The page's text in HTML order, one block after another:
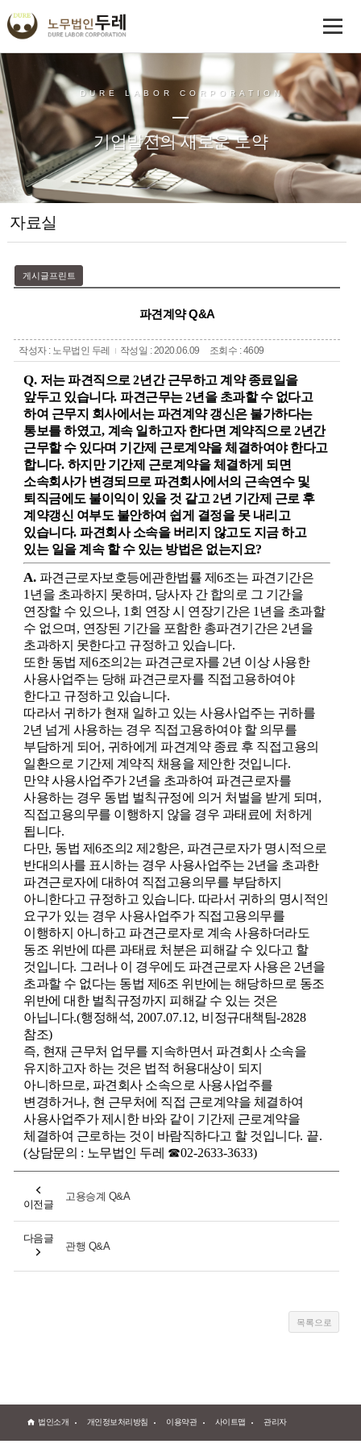
DURE LABOR CORPORATION
기업발전의 새로운 도약
자료실
게시글프린트
파견계약 Q&A
작성자 : 노무법인 두레 작성일 : 2020.06.09 조회수 : 4609
Q. 저는 파견직으로2년간 근무하고 계약 종료일을
앞두고 있습니다.파견근무는2년을 초과할 수 없다고
하여 근무지 회사에서는 파견계약 갱신은 불가하다는
통보를 하였고, 계속 일하고자 한다면 계약직으로2년간
근무할 수 있다며 기간제 근로계약을 체결하여야 한다고
합니다. 하지만 기간제 근로계약을 체결하게 되면
소속회사가 변경되므로 파견회사에서의 근속연수 및
퇴직금에도 불이익이 있을 것 같고2년 기간제 근로 후
계약갱신 여부도 불안하여 쉽게 결정을 못 내리고
있습니다.파견회사 소속을 버리지 않고도 지금 하고
있는 일을 계속 할 수 있는 방법은 없는지요?
A. 파견근로자보호등에관한법률 제6조는 파견기간은
1년을 초과하지 못하며 , 당사자 간 합의로 그 기간을
연장할 수 있으나, 1회 연장 시 연장기간은 1년을 초과할
수 없으며 , 연장된 기간을 포함한 총파견기간은2년을
초과하지 못한다고 규정하고 있습니다.
또한 동법 제 6조의 2는 파견근로자를2년 이상 사용한
사용사업주는 당해 파견근로자를 직접고용하여야
한다고 규정하고 있습니다.
따라서 귀하가 현재 일하고 있는 사용사업주는 귀하를
2년 넘게 사용하는 경우 직접고용하여야 할 의무를
부담하게 되어 , 귀하에게 파견계약 종료 후 직접고용의
일환으로 기간제 계약직 채용을 제안한 것입니다.
만약 사용사업주가2년을 초과하여 파견근로자를
사용하는 경우 동법 벌칙규정에 의거 처벌을 받게 되며 ,
직접고용의무를 이행하지 않을 경우 과태료에 처하게
됩니다.
다만, 동법 제6조의2제 2항은, 파견근로자가 명시적으로
반대의사를 표시하는 경우 사용사업주는 2년을 초과한
파견근로자에 대하여 직접고용의무를 부담하지
아니한다고 규정하고 있습니다. 따라서 귀하의 명시적인
요구가 있는 경우 사용사업주가 직접고용의무를
이행하지 아니하고 파견근로자로 계속 사용하더라도
동조 위반에 따른 과태료 처분은 피해갈 수 있다고 할
것입니다. 그러나 이 경우에도 파견근로자 사용은 2년을
초과할 수 없다는 동법 제6조 위반에는 해당하므로 동조
위반에 대한 벌칙규정까지 피해갈 수 있는 것은
아닙니다.(행정해석, 2007.07.12, 비정규대책팀-2828
참조)
즉, 현재 근무처 업무를 지속하면서 파견회사 소속을
유지하고자 하는 것은 법적 허용대상이 되지
아니하므로, 파견회사 소속으로 사용사업주를
변경하거나, 현 근무처에 직접 근로계약을 체결하여
사용사업주가 제시한 바와 같이 기간제 근로계약을
체결하여 근로하는 것이 바람직하다고 할 것입니다. 끝.
(상담문의 : 노무법인 두레 ☎02-2633-3633)
이전글
고용승계 Q&A
다음글
관행 Q&A
법인소개 개인정보처리방침 이용약관 사이트맵 관리자